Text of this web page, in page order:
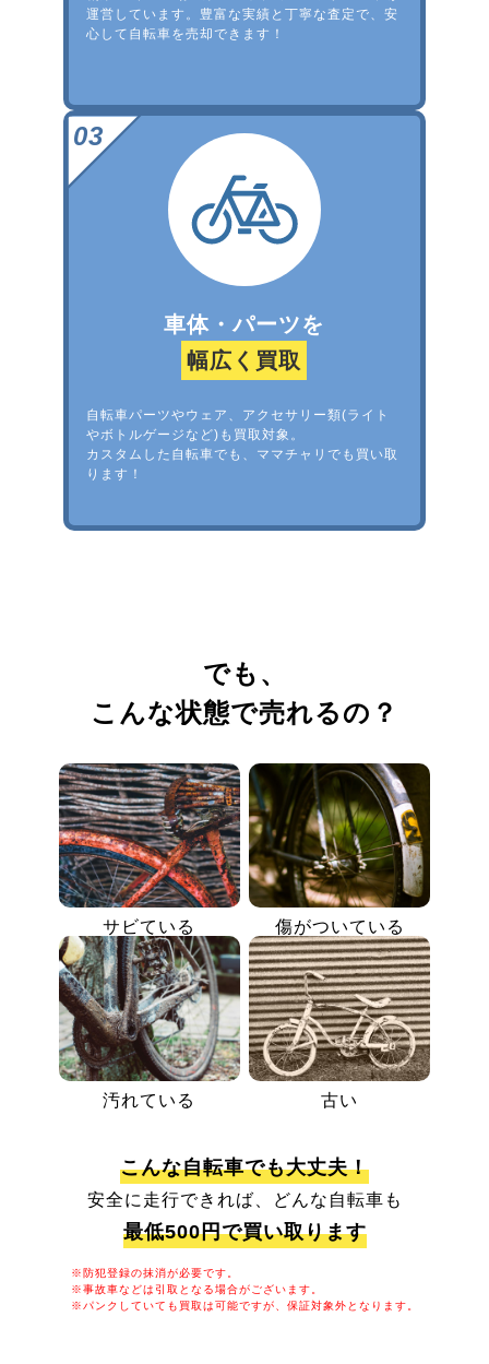
運営しています。豊富な実績と丁寧な査定で、安
心して自転車を売却できます！
車体・パーツを
幅広く買取
自転車パーツやウェア、アクセサリー類(ライト
やボトルゲージなど)も買取対象。
カスタムした自転車でも、ママチャリでも買い取
ります！
でも、
こんな状態で売れるの？
サビている 傷がついている
汚れている 古い
こんな自転車でも大丈夫！
安全に走行できれば、どんな自転車も
最低500円で買い取ります
※防犯登録の抹消が必要です。
※事故車などは引取となる場合がございます。
※パンクしていても買取は可能ですが、保証対象外となります。